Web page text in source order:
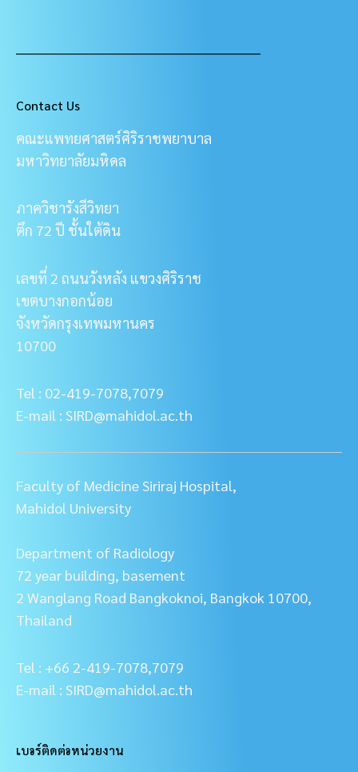
Contact Us
คณะแพทยศาสตร์ศิริราชพยาบาล
มหาวิทยาลัยมหิดล
ภาควิชารังสีวิทยา
ตึก 72 ปี ชั้นใต้ดิน
เลขที่ 2 ถนนวังหลัง แขวงศิริราช
เขตบางกอกน้อย
จังหวัดกรุงเทพมหานคร
10700
Tel : 02-419-7078,7079
E-mail : SIRD@mahidol.ac.th
Faculty of Medicine Siriraj Hospital,
Mahidol University
Department of Radiology
72 year building, basement
2 Wanglang Road Bangkoknoi, Bangkok 10700,
Thailand
Tel : +66 2-419-7078,7079
E-mail : SIRD@mahidol.ac.th
เบอร์ติดต่อหน่วยงาน